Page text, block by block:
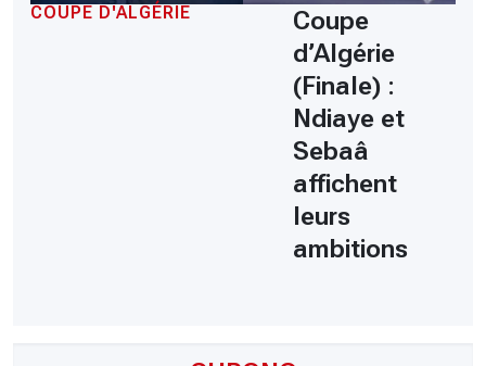
COUPE D'ALGÉRIE
Coupe
d’Algérie
(Finale) :
Ndiaye et
Sebaâ
affichent
leurs
ambitions